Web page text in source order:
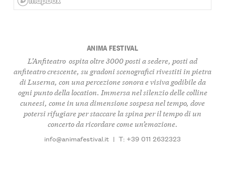
ANIMA FESTIVAL
L’Anfiteatro ospita oltre 3000 posti a sedere, posti ad
anfiteatro crescente, su gradoni scenografici rivestiti in pietra
di Luserna, con una percezione sonora e visiva godibile da
ogni punto della location. Immersa nel silenzio delle colline
cuneesi, come in una dimensione sospesa nel tempo, dove
potersi rifugiare per staccare la spina per il tempo di un
concerto da ricordare come un’emozione.
info@animafestival.it | T: +39 011 2632323